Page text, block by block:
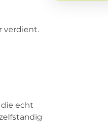
verdient.
echt